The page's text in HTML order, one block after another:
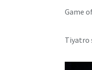
Game
Tiyatro